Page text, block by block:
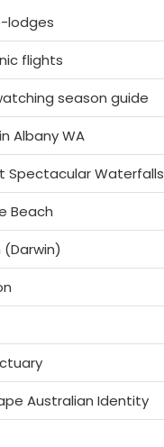
lodges
flights
season guide
Albany WA
Spectacular Waterfalls
Beach
Australian Identity